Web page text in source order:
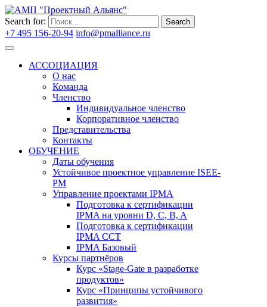
Search for: Search
+7 495 156-20-94 info@pmalliance.ru
АССОЦИАЦИЯ
О нас
Команда
Членство
Индивидуальное членство
Корпоративное членство
Представительства
Контакты
ОБУЧЕНИЕ
Даты обучения
Устойчивое проектное управление ISEE-
PM
Управление проектами IPMA
Подготовка к сертификации
IPMA на уровни D, C, B, A
Подготовка к сертификации
IPMA CCT
IPMA Базовый
Курсы партнёров
Курс «Stage-Gate в разработке
продуктов»
Курс «Принципы устойчивого
развития»